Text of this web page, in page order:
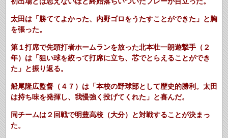
太田は「勝ててよかった、内野ゴロをうたすことができた」と胸
を張った。
第１打席で先頭打者ホームランを放った北本壮一朗遊撃手（２
年）は「狙い球を絞って打席に立ち、芯でとらえることができ
た」と振り返る。
船尾隆広監督（４７）は「本校の野球部として歴史的勝利。太田
は持ち味を発揮し、我慢強く投げてくれた」と喜んだ。
同チームは２回戦で明豊高校（大分）と対戦することが決まっ
た。